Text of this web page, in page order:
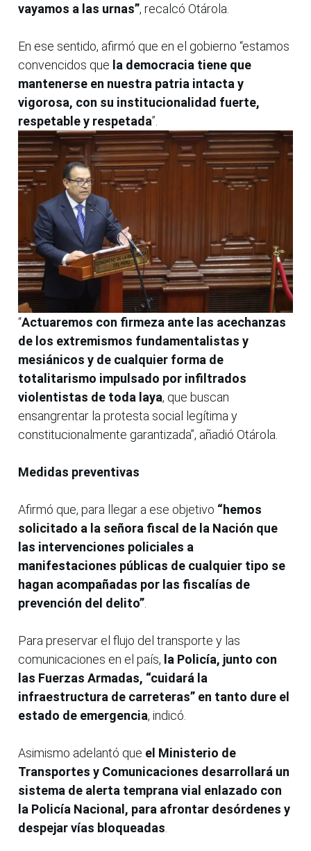
vayamos a las urnas”, recalcó Otárola.
En ese sentido, afirmó que en el gobierno “estamos
convencidos que la democracia tiene que
mantenerse en nuestra patria intacta y
vigorosa, con su institucionalidad fuerte,
respetable y respetada”.
“Actuaremos con firmeza ante las acechanzas
de los extremismos fundamentalistas y
mesiánicos y de cualquier forma de
totalitarismo impulsado por infiltrados
violentistas de toda laya, que buscan
ensangrentar la protesta social legítima y
constitucionalmente garantizada”, añadió Otárola.
Medidas preventivas
Afirmó que, para llegar a ese objetivo “hemos
solicitado a la señora fiscal de la Nación que
las intervenciones policiales a
manifestaciones públicas de cualquier tipo se
hagan acompañadas por las fiscalías de
prevención del delito”.
Para preservar el flujo del transporte y las
comunicaciones en el país, la Policía, junto con
las Fuerzas Armadas, “cuidará la
infraestructura de carreteras” en tanto dure el
estado de emergencia, indicó.
Asimismo adelantó que el Ministerio de
Transportes y Comunicaciones desarrollará un
sistema de alerta temprana vial enlazado con
la Policía Nacional, para afrontar desórdenes y
despejar vías bloqueadas.